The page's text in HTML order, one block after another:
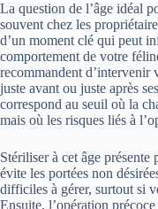
La question de l’âge idéal
souvent chez les
d’un moment clé qui peut
comportement de votre
recommandent d’intervenir
juste avant ou juste après
correspond au seuil où la
mais où les risques liés à
Stériliser à cet âge présente
évite les portées non
difficiles à gérer, surtout si
Ensuite, l’opération